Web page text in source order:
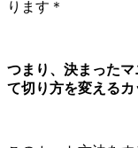
ります＊
つまり、決まった
て切り方を変えるカ